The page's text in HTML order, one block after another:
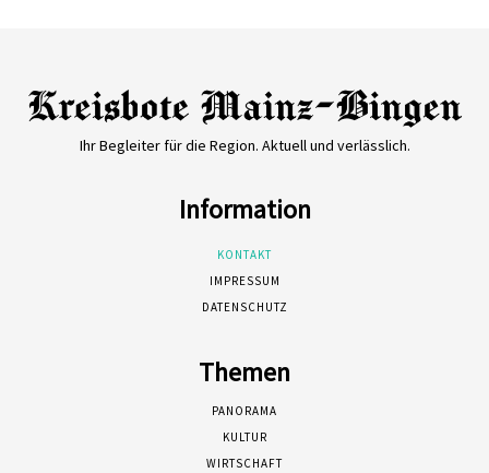
Ihr Begleiter für die Region. Aktuell und verlässlich.
Information
KONTAKT
IMPRESSUM
DATENSCHUTZ
Themen
PANORAMA
KULTUR
WIRTSCHAFT